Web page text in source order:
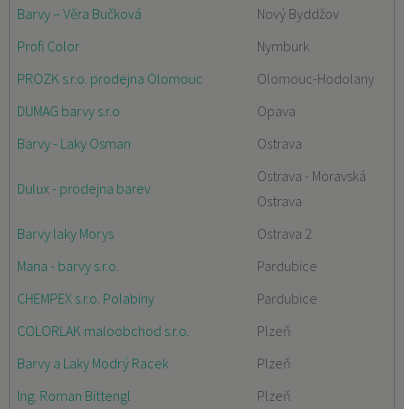
Barvy – Věra Bučková
Nový Byddžov
Profi Color
Nymburk
PROZK s.r.o. prodejna Olomouc
Olomouc-Hodolany
DUMAG barvy s.r.o
Opava
Barvy - Laky Osman
Ostrava
Dulux - prodejna barev
Ostrava - Moravská
Ostrava
Barvy laky Morys
Ostrava 2
Mana - barvy s.r.o.
Pardubice
CHEMPEX s.r.o. Polabiny
Pardubice
COLORLAK maloobchod s.r.o.
Plzeň
Barvy a Laky Modrý Racek
Plzeň
Ing. Roman Bittengl
Plzeň